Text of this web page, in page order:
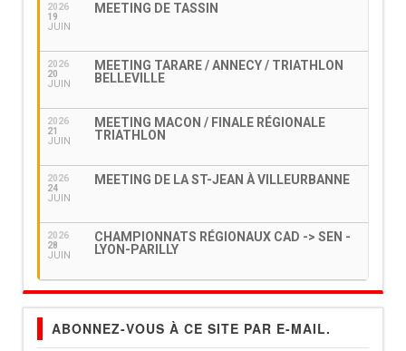
2026
19
JUIN
MEETING DE TASSIN
2026
20
JUIN
MEETING TARARE / ANNECY / TRIATHLON
BELLEVILLE
2026
21
JUIN
MEETING MACON / FINALE RÉGIONALE
TRIATHLON
2026
24
JUIN
MEETING DE LA ST-JEAN À VILLEURBANNE
2026
28
JUIN
CHAMPIONNATS RÉGIONAUX CAD -> SEN -
LYON-PARILLY
ABONNEZ-VOUS À CE SITE PAR E-MAIL.